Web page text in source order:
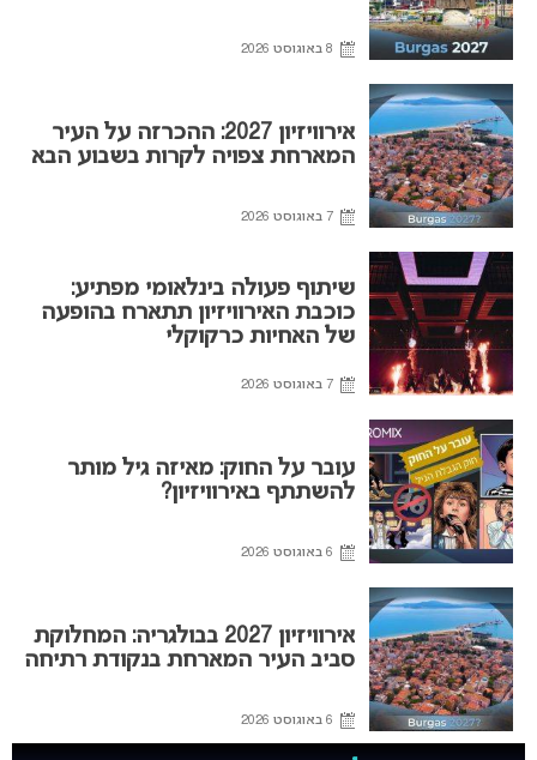
8 באוגוסט 2026
אירוויזיון 2027: ההכרזה על העיר
המארחת צפויה לקרות בשבוע הבא
7 באוגוסט 2026
שיתוף פעולה בינלאומי מפתיע:
כוכבת האירוויזיון תתארח בהופעה
של האחיות כרקוקלי
7 באוגוסט 2026
עובר על החוק: מאיזה גיל מותר
להשתתף באירוויזיון?
6 באוגוסט 2026
אירוויזיון 2027 בבולגריה: המחלוקת
סביב העיר המארחת בנקודת רתיחה
6 באוגוסט 2026